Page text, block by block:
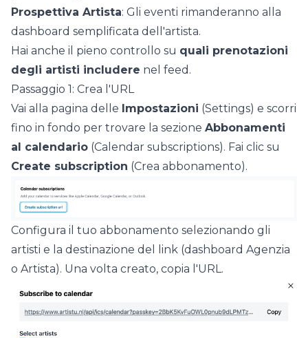
Prospettiva Artista: Gli eventi rimanderanno alla
dashboard semplificata dell'artista.
Hai anche il pieno controllo su quali prenotazioni
degli artisti includere nel feed.
Passaggio 1: Crea l'URL
Vai alla pagina delle Impostazioni (Settings) e scorri
fino in fondo per trovare la sezione Abbonamenti
al calendario (Calendar subscriptions). Fai clic su
Create subscription (Crea abbonamento).
Configura il tuo abbonamento selezionando gli
artisti e la destinazione del link (dashboard Agenzia
o Artista). Una volta creato, copia l'URL.